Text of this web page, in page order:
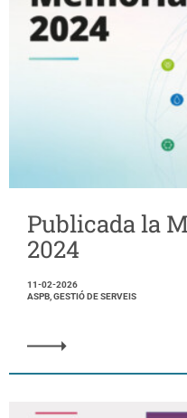
Publicada la
2024
11-02-2026
ASPB, GESTIÓ DE SERVEIS